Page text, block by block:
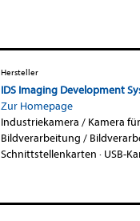
Hersteller
IDS Imaging Development
Zur Homepage
Industriekamera / Kamera
Bildverarbeitung /
Schnittstellenkarten · USB-